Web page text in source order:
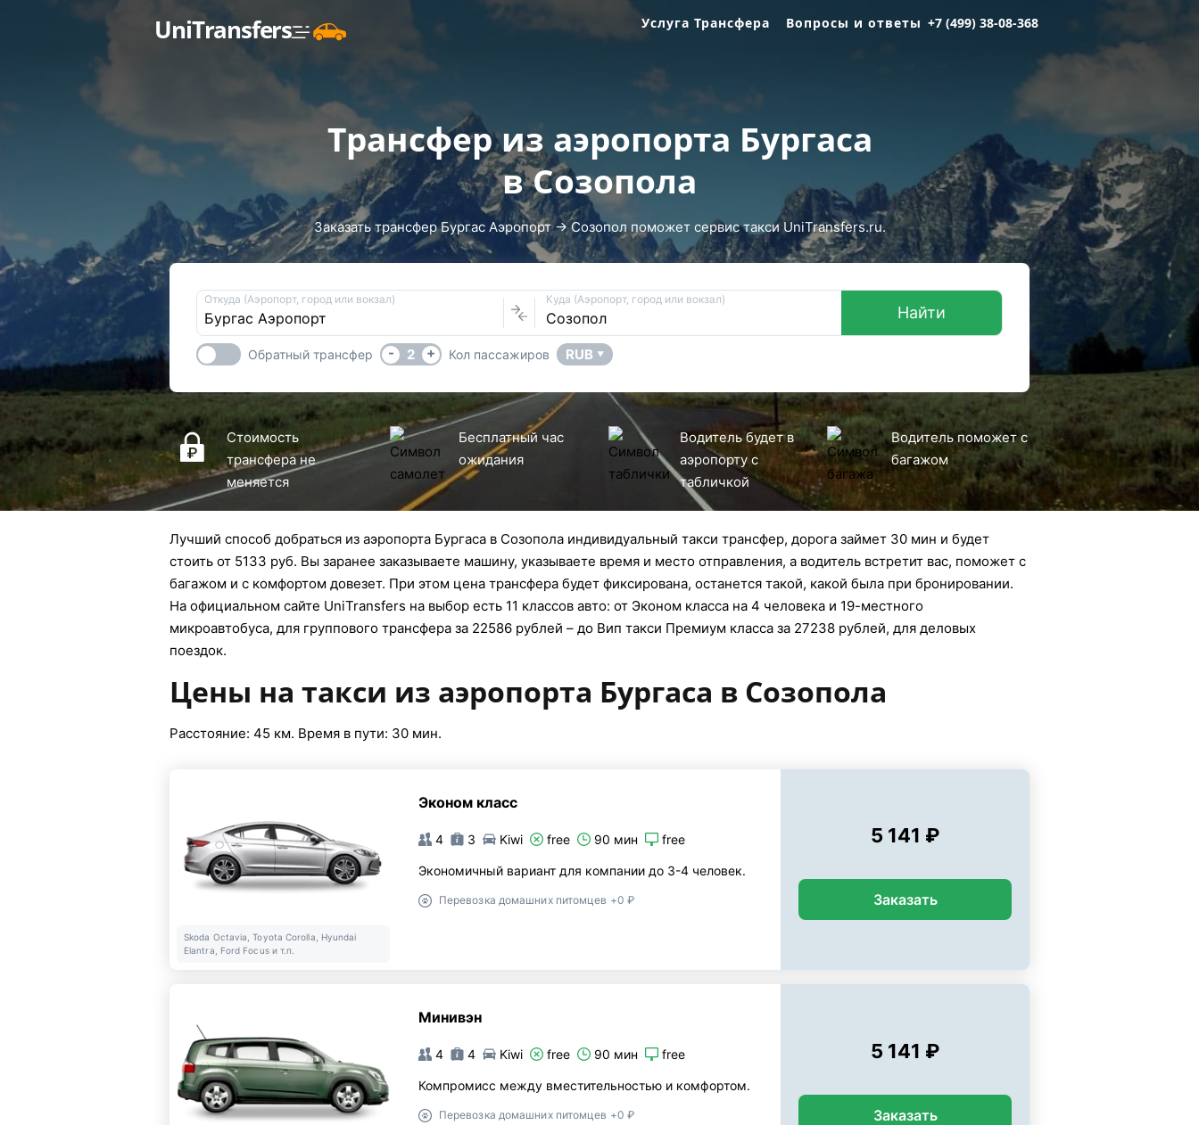
UniTransfers Услуга Трансфера Вопросы и ответы +7 (499) 38-08-368
Трансфер из аэропорта Бургаса
в Созопола
Заказать трансфер Бургас Аэропорт → Созопол поможет сервис такси UniTransfers.ru.
Откуда (Аэропорт, город или вокзал) Куда (Аэропорт, город или вокзал)
Найти
Обратный трансфер - 2 + Кол пассажиров RUB ▼
Стоимость
трансфера не
меняется
Бесплатный час
ожидания
Водитель будет в
аэропорту с
табличкой
Водитель поможет с
багажом
Лучший способ добраться из аэропорта Бургаса в Созопола индивидуальный такси трансфер, дорога займет 30 мин и будет
стоить от 5133 руб. Вы заранее заказываете машину, указываете время и место отправления, а водитель встретит вас, поможет с
багажом и с комфортом довезет. При этом цена трансфера будет фиксирована, останется такой, какой была при бронировании.
На официальном сайте UniTransfers на выбор есть 11 классов авто: от Эконом класса на 4 человека и 19-местного
микроавтобуса, для группового трансфера за 22586 рублей – до Вип такси Премиум класса за 27238 рублей, для деловых
поездок.
Цены на такси из аэропорта Бургаса в Созопола
Расстояние: 45 км. Время в пути: 30 мин.
Skoda Octavia, Toyota Corolla, Hyundai
Elantra, Ford Focus и т.п.
Эконом класс
4 3 Kiwi free 90 мин free
Экономичный вариант для компании до 3-4 человек.
Перевозка домашних питомцев +0 ₽
5 141 ₽
Заказать
Минивэн
4 4 Kiwi free 90 мин free
Компромисс между вместительностью и комфортом.
Перевозка домашних питомцев +0 ₽
5 141 ₽
Заказать